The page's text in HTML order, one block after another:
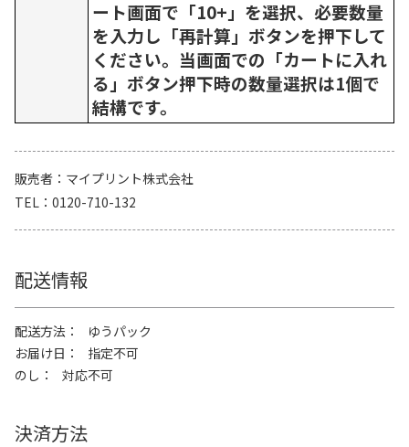
ート画面で「10+」を選択、必要数量
を入力し「再計算」ボタンを押下して
ください。当画面での「カートに入れ
る」ボタン押下時の数量選択は1個で
結構です。
販売者
マイプリント株式会社
TEL
0120-710-132
配送情報
配送方法
ゆうパック
お届け日
指定不可
のし
対応不可
決済方法